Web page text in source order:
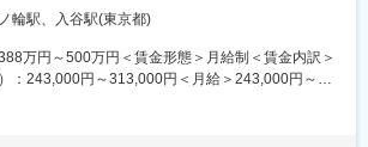
仕事をはっきりと区別して働ける環境であるた
減活動（倉庫会社、通関業者の見直しなど）
庫差異調整、戻り品など）
）
輪駅、入谷駅(東京都)
万円～500万円＜賃金形態＞月給制＜賃金内訳＞
：243,000円～313,000円＜月給＞243,000円～